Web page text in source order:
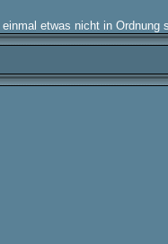
etwas nicht in